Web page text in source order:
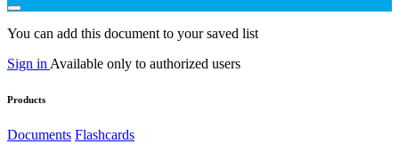
You can add this document to your saved list
Sign in Available only to authorized users
Products
Documents Flashcards